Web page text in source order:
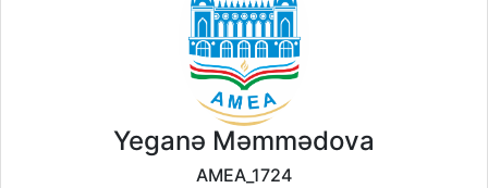
Yeganə Məmmədova
AMEA_1724